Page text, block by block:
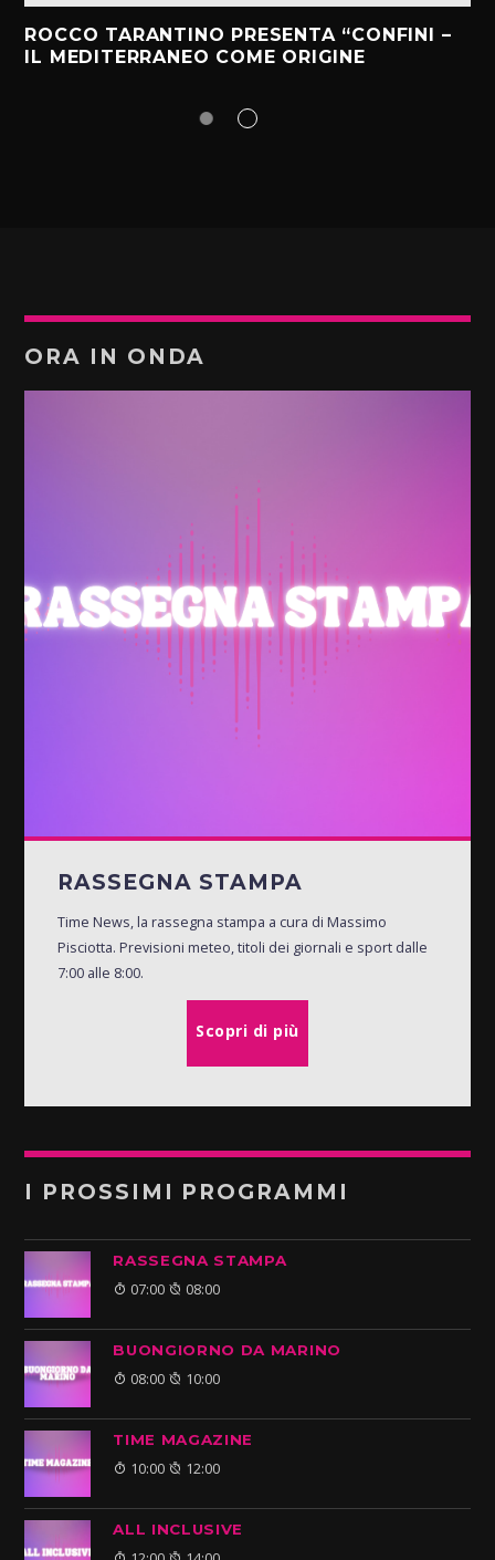
ROCCO TARANTINO PRESENTA “CONFINI –
IL MEDITERRANEO COME ORIGINE
ORA IN ONDA
RASSEGNA STAMPA
Time News, la rassegna stampa a cura di Massimo
Pisciotta. Previsioni meteo, titoli dei giornali e sport dalle
7:00 alle 8:00.
Scopri di più
I PROSSIMI PROGRAMMI
RASSEGNA STAMPA
07:00 08:00
BUONGIORNO DA MARINO
08:00 10:00
TIME MAGAZINE
10:00 12:00
ALL INCLUSIVE